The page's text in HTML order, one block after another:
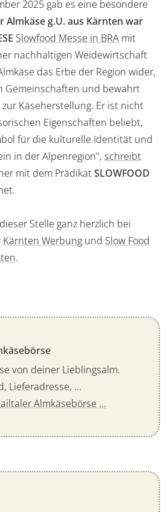
2025 gab es eine besondere
Almkäse g.U. aus Kärnten war
Slowfood Messe in BRA mit
nachhaltigen Weidewirtschaft
das Erbe der Region wider,
Gemeinschaften und bewahrt
Käseherstellung. Er ist nicht
Eigenschaften beliebt,
für die kulturelle Identität und
in der Alpenregion", schreibt
mit dem Prädikat SLOWFOOD
Stelle ganz herzlich bei
Kärnten Werbung und Slow Food
.
von deiner Lieblingsalm.
Lieferadresse, ...
Almkäsebörse ...